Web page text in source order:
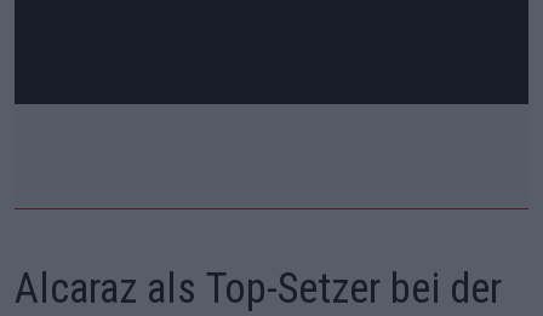
Alcaraz als Top-Setzer bei der